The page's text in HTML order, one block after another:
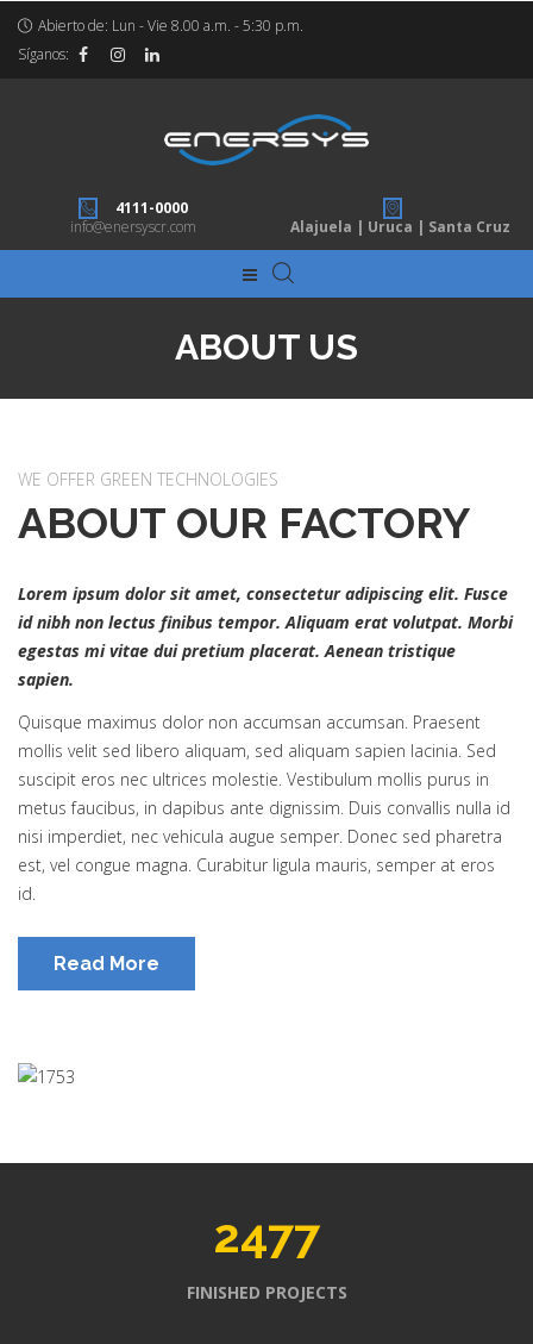
Abierto de: Lun - Vie 8.00 a.m. - 5:30 p.m.
Síganos:
4111-0000
info@enersyscr.com
Alajuela | Uruca | Santa Cruz
ABOUT US
WE OFFER GREEN TECHNOLOGIES
ABOUT OUR FACTORY
Lorem ipsum dolor sit amet, consectetur adipiscing elit. Fusce
id nibh non lectus finibus tempor. Aliquam erat volutpat. Morbi
egestas mi vitae dui pretium placerat. Aenean tristique
sapien.
Quisque maximus dolor non accumsan accumsan. Praesent
mollis velit sed libero aliquam, sed aliquam sapien lacinia. Sed
suscipit eros nec ultrices molestie. Vestibulum mollis purus in
metus faucibus, in dapibus ante dignissim. Duis convallis nulla id
nisi imperdiet, nec vehicula augue semper. Donec sed pharetra
est, vel congue magna. Curabitur ligula mauris, semper at eros
id.
Read More
2477
FINISHED PROJECTS